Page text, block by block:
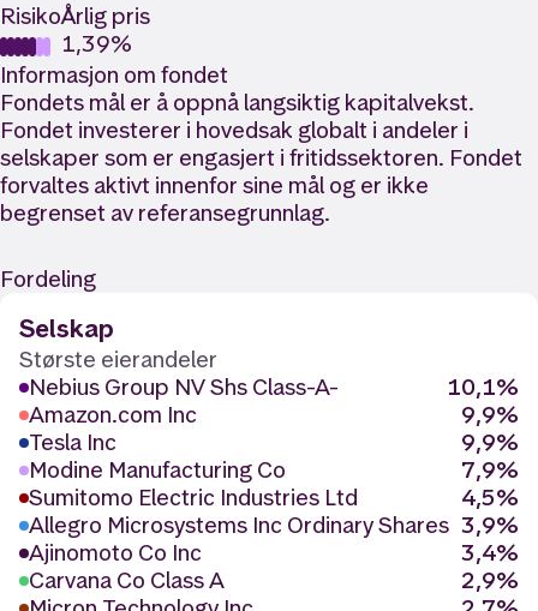
RisikoÅrlig pris
1,39%
Informasjon om fondet
Fondets mål er å oppnå langsiktig kapitalvekst.
Fondet investerer i hovedsak globalt i andeler i
selskaper som er engasjert i fritidssektoren. Fondet
forvaltes aktivt innenfor sine mål og er ikke
begrenset av referansegrunnlag.
Fordeling
Selskap
Største eierandeler
Nebius Group NV Shs Class-A-
10,1%
Amazon.com Inc
9,9%
Tesla Inc
9,9%
Modine Manufacturing Co
7,9%
Sumitomo Electric Industries Ltd
4,5%
Allegro Microsystems Inc Ordinary Shares 3,9%
Ajinomoto Co Inc
3,4%
Carvana Co Class A
2,9%